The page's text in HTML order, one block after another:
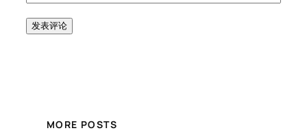
MORE POSTS